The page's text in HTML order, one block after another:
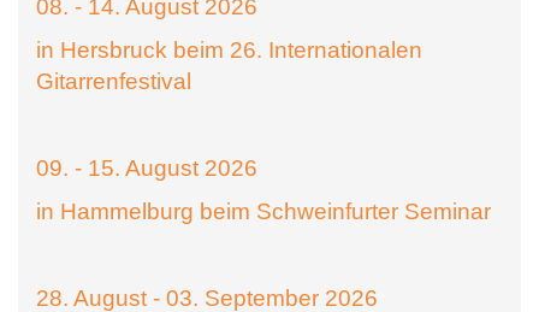
08. - 14. August 2026
in Hersbruck beim 26. Internationalen
Gitarrenfestival
09. - 15. August 2026
in Hammelburg beim Schweinfurter Seminar
28. August - 03. September 2026